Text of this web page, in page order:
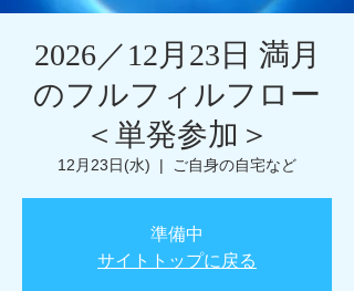
2026／12月23日 満月
のフルフィルフロー
＜単発参加＞
12月23日(水)
  |
ご自身の自宅など
準備中
サイトトップに戻る